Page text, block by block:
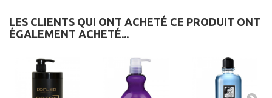
LES CLIENTS QUI ONT ACHETÉ CE PRODUIT ONT
ÉGALEMENT ACHETÉ...